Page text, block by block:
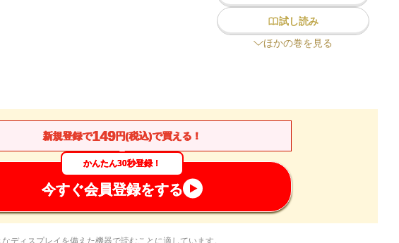
試し読み
ほかの巻を見る
新規登録で149円(税込)で買える！
かんたん30秒登録！
今すぐ会員登録をする
ディスプレイを備えた機器で読むことに適しています。